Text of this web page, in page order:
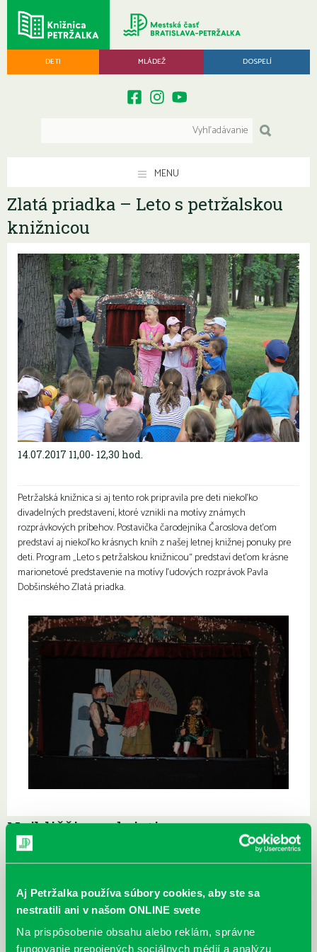
Aj Petržalka používa súbory cookies, aby ste sa
nestratili ani v našom ONLINE svete
Na prispôsobenie obsahu alebo reklám, správne
fungovanie prepojených sociálnych médií a analýzu
DETI MLÁDEŽ DOSPELÍ
MENU
Zlatá priadka – Leto s petržalskou
knižnicou
14.07.2017 11,00- 12,30 hod.
Petržalská knižnica si aj tento rok pripravila pre deti niekoľko
divadelných predstavení, ktoré vznikli na motívy známych
rozprávkových príbehov. Postavička čarodejníka Čaroslova deťom
predstaví aj niekoľko krásnych kníh z našej letnej knižnej ponuky pre
deti. Program „Leto s petržalskou knižnicou“ predstaví deťom krásne
marionetové predstavenie na motívy ľudových rozprávok Pavla
Dobšinského Zlatá priadka.
Najbližšie podujatia
Čítame ušami. Audioknihy v
ponuke petržalskej knižnice
Máme skvelé správy pre všetkých milovníkov kníh a príbehov!
Odteraz si môžete v našej knižnici nielen požičať klasické
papierové knihy a e-knihy, a...
DNES